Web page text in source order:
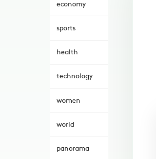
economy
sports
health
technology
women
world
panorama